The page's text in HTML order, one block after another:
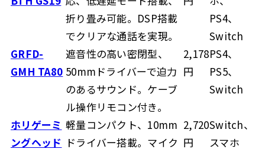
折り畳み可能。DSP搭載
でクリアな通話を実現。
PS4、
Switch
GRFD-
GMH TA80
遮音性の高い密閉型、
50mmドライバーで迫力
のあるサウンド。ケーブ
ル操作リモコン付き。
2,178
円
PS4、
PS5、
Switch
ホリゲーミ
ングヘッド
軽量コンパクト、10mm
ドライバー搭載。マイク
2,720
円
Switch、
スマホ